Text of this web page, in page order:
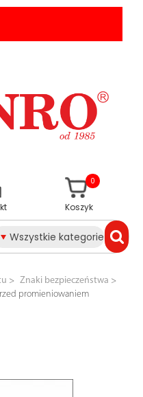
Wszystkie kategorie
Koszyk
0
Znaki bezpieczeństwa
promieniowaniem